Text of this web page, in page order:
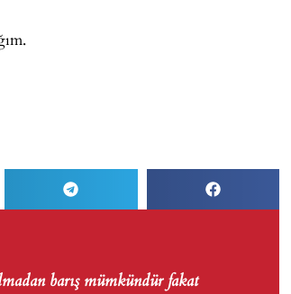
barış mümkündür fakat